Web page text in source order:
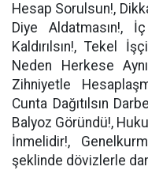
Hesap Sorulsun!,
Diye Aldatmasın!,
Kaldırılsın!, Tekel
Neden Herkese
Zihniyetle
Cunta Dağıtılsın
Balyoz Göründü!,
İnmelidir!,
şeklinde dövizlerle